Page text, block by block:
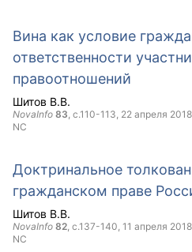
Вина как условие
ответственности
правоотношений
Шитов В.В.
NovaInfo 83, с.110-113, 22 апреля 2018
NC
Доктринальное
гражданском праве
Шитов В.В.
NovaInfo 82, с.137-140, 11 апреля 2018
NC